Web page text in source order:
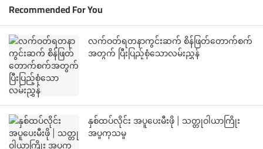
Recommended For You
လက်ဝတ်ရတနာကွင်းဆက် စိန်ဖြတ်တောက်စက်
အတွက် ပြီးပြည့်စုံသောလမ်းညွှန်
နှစ်ထပ်လိုင်း အပူပေးမီးဖို | သတ္တုဝါယာကြိုး
အပူကုသမှု